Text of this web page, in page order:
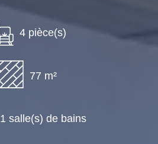
4 pièce(s)
77 m²
1 salle(s) de bains